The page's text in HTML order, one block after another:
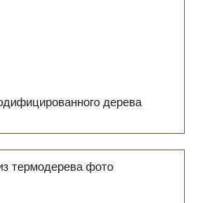
дерева